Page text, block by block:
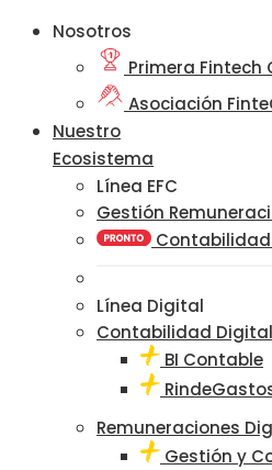
Nosotros
Primera Fintech
Asociación
Nuestro
Ecosistema
Línea EFC
Gestión
Contabilidad
Línea Digital
Contabilidad Digital
BI Contable
Remuneraciones
Gestión y